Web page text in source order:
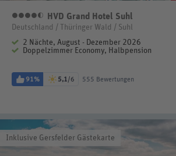
4,5 Sterne
HVD Grand Hotel Suhl
Deutschland / Thüringer Wald / Suhl
2 Nächte, August - Dezember 2026
Doppelzimmer Economy, Halbpension
91% 5,1/6 555 Bewertungen
Inklusive Gersfelder Gästekarte